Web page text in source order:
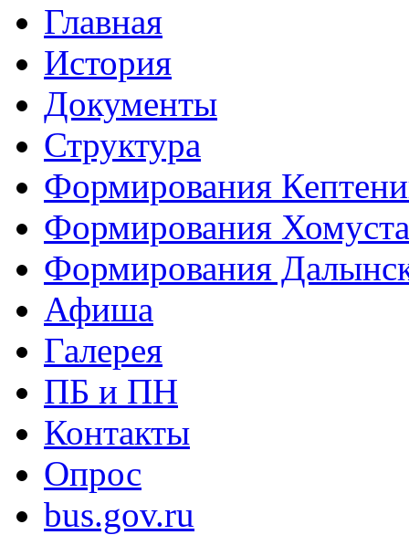
Главная
История
Документы
Структура
Формирования
Формирования
Формирования
Афиша
Галерея
ПБ и ПН
Контакты
Опрос
bus.gov.ru